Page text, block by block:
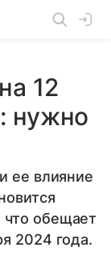
12
нужно
ее влияние
обещает
2024 года.